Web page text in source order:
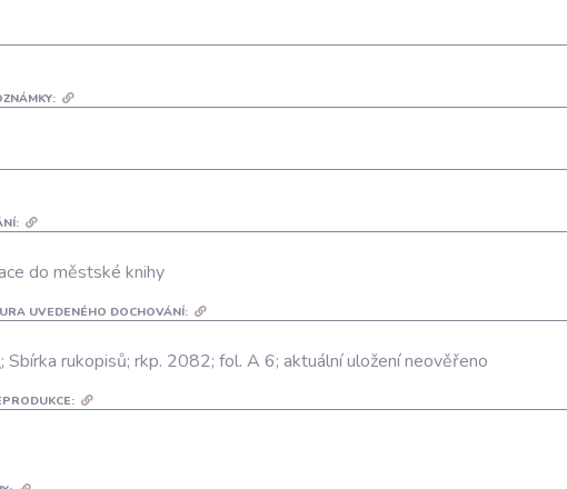
do městské knihy
UVEDENÉHO DOCHOVÁNÍ:
; Sbírka rukopisů; rkp. 2082; fol. A 6; aktuální uložení neověřeno